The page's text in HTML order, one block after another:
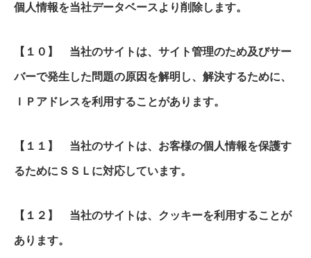
個人情報を当社データベースより削除します。
【１０】 当社のサイトは、サイト管理のため及びサー
バーで発生した問題の原因を解明し、解決するために、
ＩＰアドレスを利用することがあります。
【１１】 当社のサイトは、お客様の個人情報を保護す
るためにＳＳＬに対応しています。
【１２】 当社のサイトは、クッキーを利用することが
あります。